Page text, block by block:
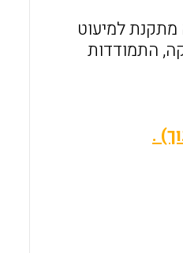
מתקנת למיעוט
התמודדות